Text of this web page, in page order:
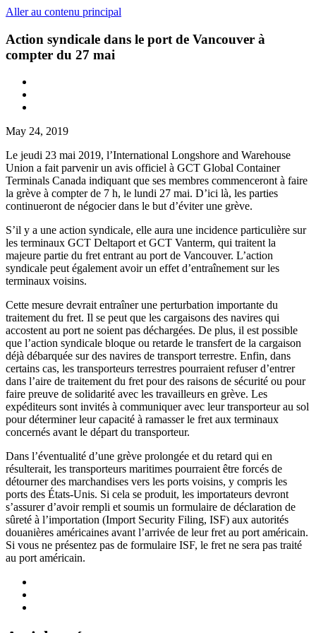
Aller au contenu principal
Action syndicale dans le port de Vancouver à
compter du 27 mai
May 24, 2019
Le jeudi 23 mai 2019, l’International Longshore and Warehouse
Union a fait parvenir un avis officiel à GCT Global Container
Terminals Canada indiquant que ses membres commenceront à faire
la grève à compter de 7 h, le lundi 27 mai. D’ici là, les parties
continueront de négocier dans le but d’éviter une grève.
S’il y a une action syndicale, elle aura une incidence particulière sur
les terminaux GCT Deltaport et GCT Vanterm, qui traitent la
majeure partie du fret entrant au port de Vancouver. L’action
syndicale peut également avoir un effet d’entraînement sur les
terminaux voisins.
Cette mesure devrait entraîner une perturbation importante du
traitement du fret. Il se peut que les cargaisons des navires qui
accostent au port ne soient pas déchargées. De plus, il est possible
que l’action syndicale bloque ou retarde le transfert de la cargaison
déjà débarquée sur des navires de transport terrestre. Enfin, dans
certains cas, les transporteurs terrestres pourraient refuser d’entrer
dans l’aire de traitement du fret pour des raisons de sécurité ou pour
faire preuve de solidarité avec les travailleurs en grève. Les
expéditeurs sont invités à communiquer avec leur transporteur au sol
pour déterminer leur capacité à ramasser le fret aux terminaux
concernés avant le départ du transporteur.
Dans l’éventualité d’une grève prolongée et du retard qui en
résulterait, les transporteurs maritimes pourraient être forcés de
détourner des marchandises vers les ports voisins, y compris les
ports des États-Unis. Si cela se produit, les importateurs devront
s’assurer d’avoir rempli et soumis un formulaire de déclaration de
sûreté à l’importation (Import Security Filing, ISF) aux autorités
douanières américaines avant l’arrivée de leur fret au port américain.
Si vous ne présentez pas de formulaire ISF, le fret ne sera pas traité
au port américain.